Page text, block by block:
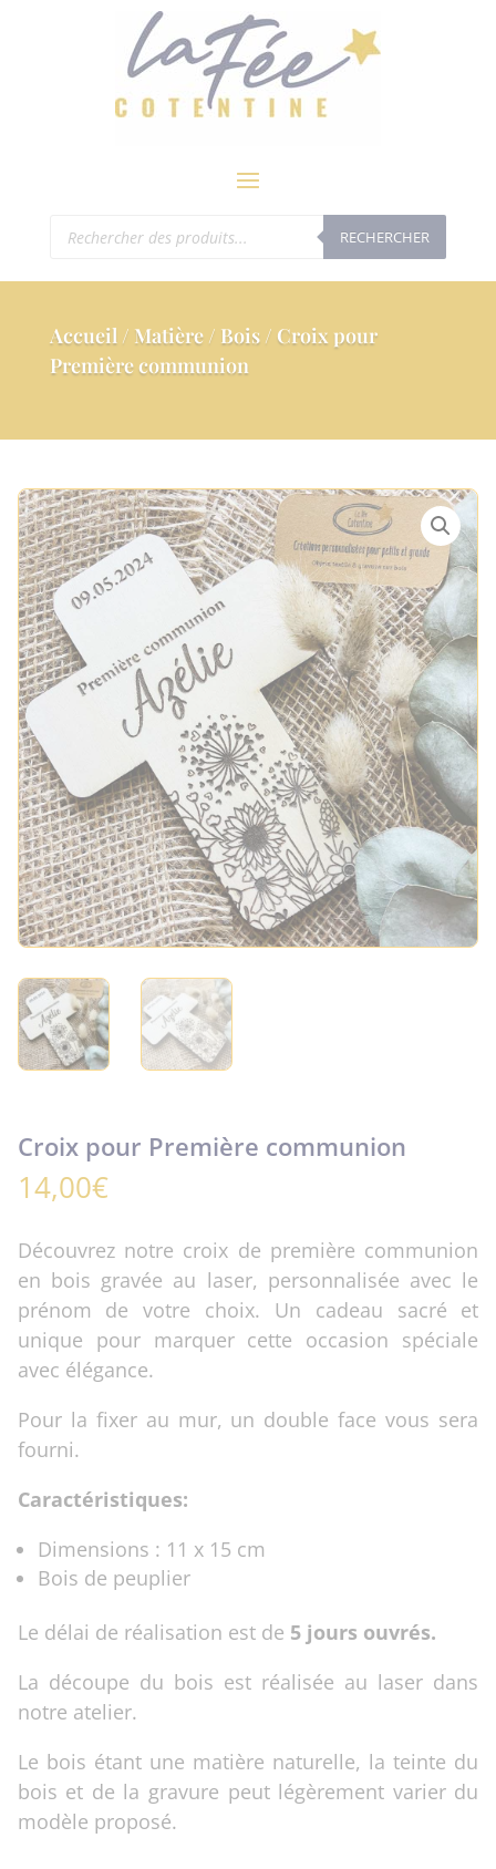
de RECHERCHER
Accueil/ Matière/ Bois/ Croix pour
Première communion
Croix pour Première communion
14,00€
Découvrez notre croix de première communion
en bois gravée au laser, personnalisée avec le
prénom de votre choix. Un cadeau sacré et
unique pour marquer cette occasion spéciale
avec élégance.
Pour la fixer au mur, un double face vous sera
fourni.
Caractéristiques:
Dimensions : 11 x 15 cm
Bois de peuplier
Le délai de réalisation est de 5 jours ouvrés.
La découpe du bois est réalisée au laser dans
notre atelier.
Le bois étant une matière naturelle, la teinte du
bois et de la gravure peut légèrement varier du
modèle proposé.
modal-check